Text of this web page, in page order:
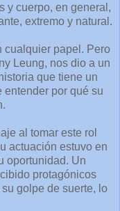
y cuerpo, en general,
extremo y natural.
cualquier papel. Pero
Leung, nos dio a un
que tiene un
por qué su
al tomar este rol
actuación estuvo en
oportunidad. Un
protagónicos
golpe de suerte, lo